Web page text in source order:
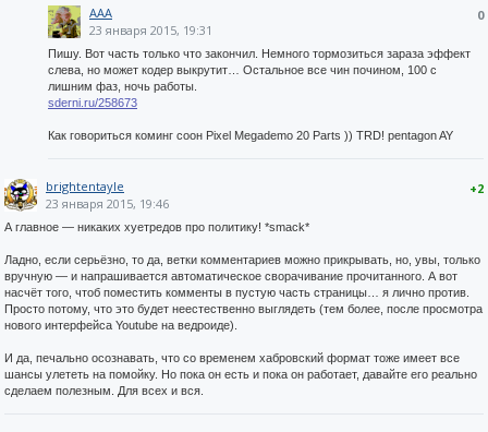
0
AAA
23 января 2015, 19:31
Пишу. Вот часть только что закончил. Немного тормозиться зараза эффект
слева, но может кодер выкрутит… Остальное все чин почином, 100 с
лишним фаз, ночь работы.
sderni.ru/258673
Как говориться коминг соон Pixel Megademo 20 Parts )) TRD! pentagon AY
+2
brightentayle
23 января 2015, 19:46
А главное — никаких хуетредов про политику! *smack*
Ладно, если серьёзно, то да, ветки комментариев можно прикрывать, но, увы, только
вручную — и напрашивается автоматическое сворачивание прочитанного. А вот
насчёт того, чтоб поместить комменты в пустую часть страницы… я лично против.
Просто потому, что это будет неестественно выглядеть (тем более, после просмотра
нового интерфейса Youtube на ведроиде).
И да, печально осознавать, что со временем хабровский формат тоже имеет все
шансы улететь на помойку. Но пока он есть и пока он работает, давайте его реально
сделаем полезным. Для всех и вся.